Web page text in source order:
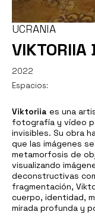
UCRANIA
VIKTORIIA
2022
Espacios:
Viktoriia es una
fotografía y vídeo
invisibles. Su obra
que las imágenes
metamorfosis de
visualizando
deconstructivas
fragmentación,
cuerpo, identidad,
mirada profunda y